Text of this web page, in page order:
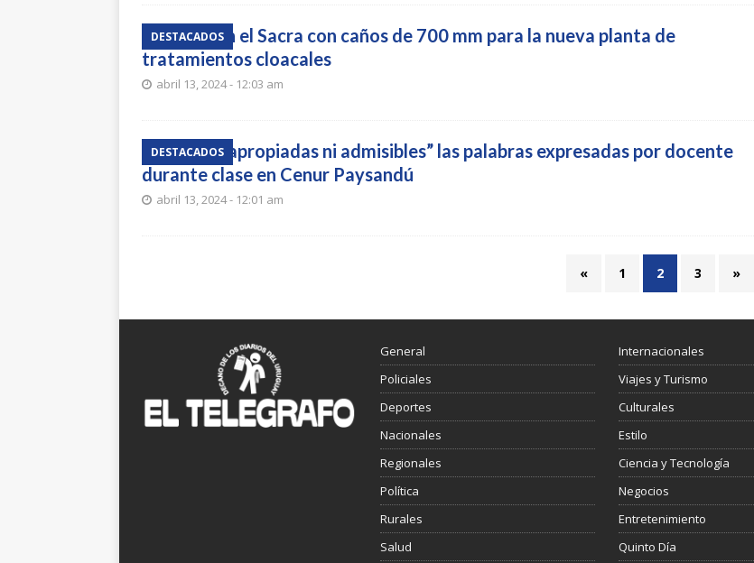
DESTACADOS
Cruzarán el Sacra con caños de 700 mm para la nueva planta de
tratamientos cloacales
abril 13, 2024 - 12:03 am
DESTACADOS
“No son apropiadas ni admisibles” las palabras expresadas por docente
durante clase en Cenur Paysandú
abril 13, 2024 - 12:01 am
« 1 2 3 »
General
Policiales
Deportes
Nacionales
Regionales
Política
Rurales
Salud
Internacionales
Viajes y Turismo
Culturales
Estilo
Ciencia y Tecnología
Negocios
Entretenimiento
Quinto Día